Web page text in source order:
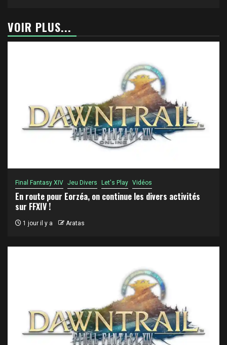
VOIR PLUS...
Final Fantasy XIV Jeu Divers Let's Play Vidéos
En route pour Eorzéa, on continue les divers activités
sur FFXIV !
1 jour il y a Aratas